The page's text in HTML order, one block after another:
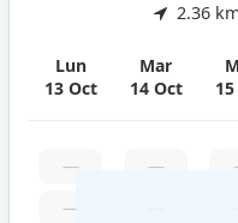
2.36
Lun
13 Oct
Mar
14 Oct
—
—
—